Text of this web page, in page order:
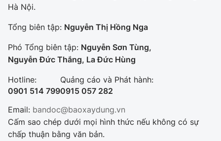
Hà Nội.
Tổng biên tập: Nguyễn Thị Hồng Nga
Phó Tổng biên tập: Nguyễn Sơn Tùng,
Nguyễn Đức Thắng, La Đức Hùng
Hotline:
0901 514 799
Quảng cáo và Phát hành:
0915 057 282
Email: bandoc@baoxaydung.vn
Cấm sao chép dưới mọi hình thức nếu không có sự
chấp thuận bằng văn bản.